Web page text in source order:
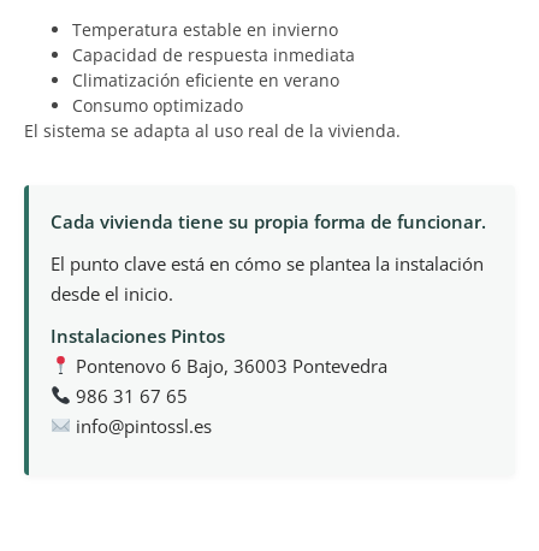
Temperatura estable en invierno
Capacidad de respuesta inmediata
Climatización eficiente en verano
Consumo optimizado
El sistema se adapta al uso real de la vivienda.
Cada vivienda tiene su propia forma de funcionar.
El punto clave está en cómo se plantea la instalación
desde el inicio.
Instalaciones Pintos
Pontenovo 6 Bajo, 36003 Pontevedra
986 31 67 65
info@pintossl.es